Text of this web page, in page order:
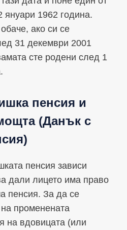
януари 1962 година.
ако си се
31 декември 2001
сте родени след 1
пенсия и
(Данък с
пенсия зависи
дали лицето има право
пенсия. За да се
променената
на вдовицата (или